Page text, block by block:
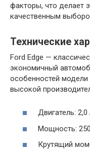
факторы, что делает
качественным
Технические
Ford Edge —
экономичный
особенностей
высокой
Двигатель:
Мощность:
Крутящий